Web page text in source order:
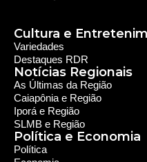
Cultura e
Política e Economia
Notícias Regionais
Política
As Últimas da Região
Caiapônia e Região
Iporá e Região
SLMB e Região
Variedades
Destaques RDR